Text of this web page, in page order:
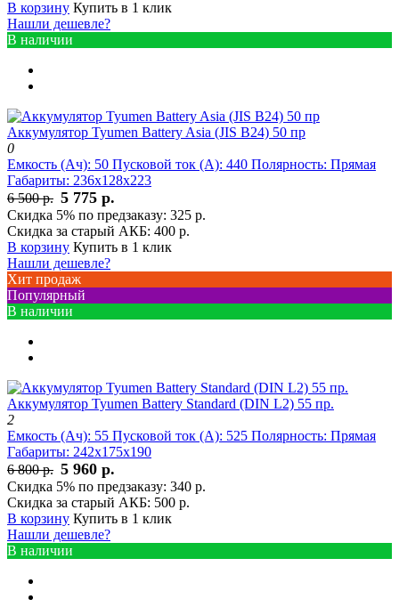
В корзину Купить в 1 клик
Нашли дешевле?
В наличии
Аккумулятор Tyumen Battery Asia (JIS B24) 50 пр
0
Емкость (Ач): 50 Пусковой ток (А): 440 Полярность: Прямая
Габариты: 236x128x223
6 500 р. 5 775 р.
Скидка 5% по предзаказу: 325 р.
Скидка за старый АКБ: 400 р.
В корзину Купить в 1 клик
Нашли дешевле?
Хит продаж
Популярный
В наличии
Аккумулятор Tyumen Battery Standard (DIN L2) 55 пр.
2
Емкость (Ач): 55 Пусковой ток (А): 525 Полярность: Прямая
Габариты: 242x175x190
6 800 р. 5 960 р.
Скидка 5% по предзаказу: 340 р.
Скидка за старый АКБ: 500 р.
В корзину Купить в 1 клик
Нашли дешевле?
В наличии